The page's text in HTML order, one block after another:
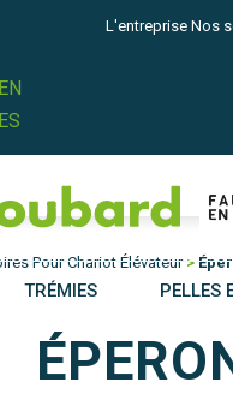
EN
ES
L'entreprise Nos
TRÉMIES PELLES
Pour Chariot Élévateur>